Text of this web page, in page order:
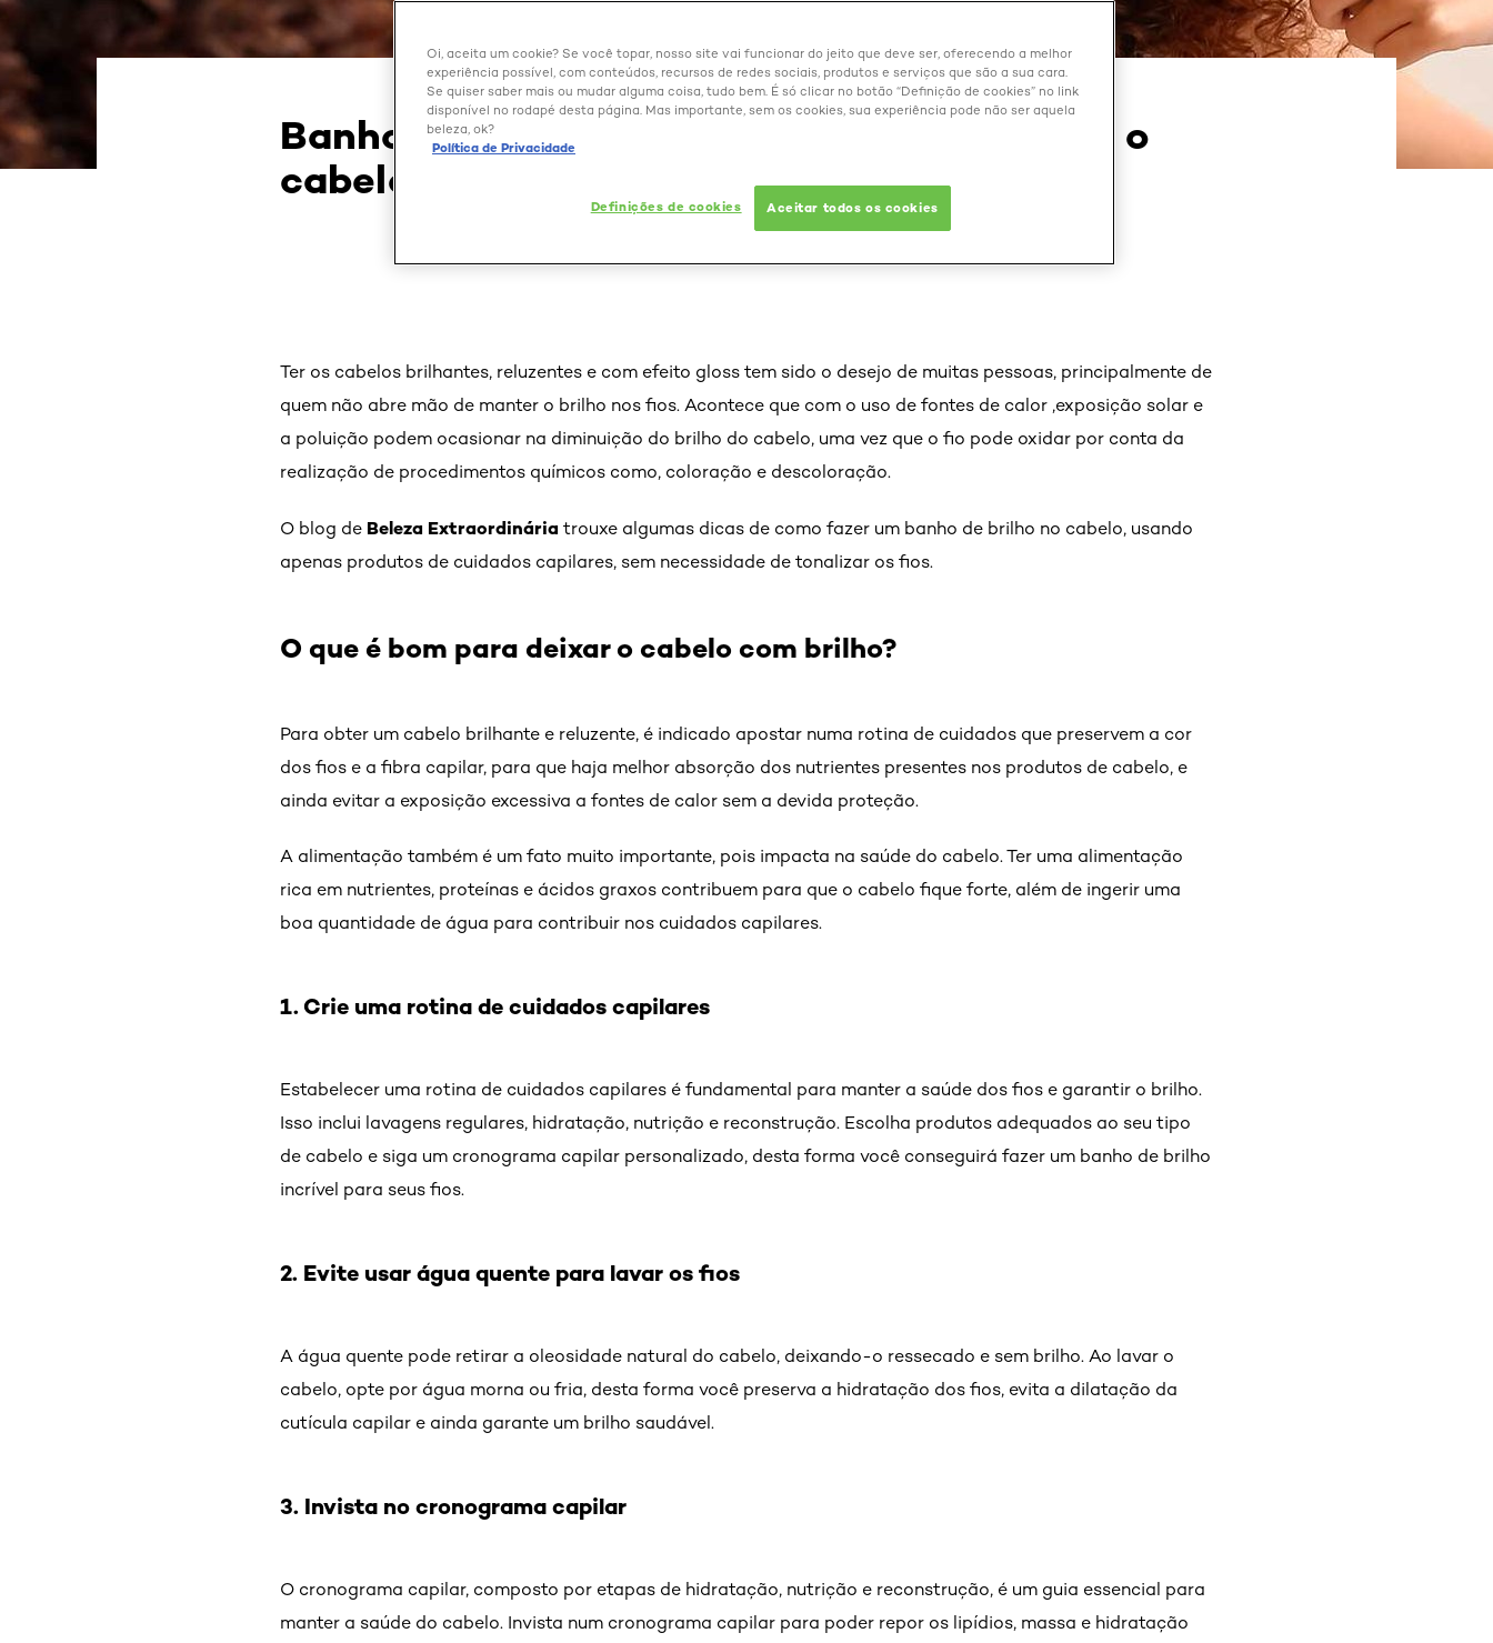
Banho de brilho no cabelo: 6 dicas para ter o
cabelo brilhoso
Ter os cabelos brilhantes, reluzentes e com efeito gloss tem sido o desejo de muitas pessoas, principalmente de
quem não abre mão de manter o brilho nos fios. Acontece que com o uso de fontes de calor ,exposição solar e
a poluição podem ocasionar na diminuição do brilho do cabelo, uma vez que o fio pode oxidar por conta da
realização de procedimentos químicos como, coloração e descoloração.
O blog de Beleza Extraordinária trouxe algumas dicas de como fazer um banho de brilho no cabelo, usando
apenas produtos de cuidados capilares, sem necessidade de tonalizar os fios.
O que é bom para deixar o cabelo com brilho?
Para obter um cabelo brilhante e reluzente, é indicado apostar numa rotina de cuidados que preservem a cor
dos fios e a fibra capilar, para que haja melhor absorção dos nutrientes presentes nos produtos de cabelo, e
ainda evitar a exposição excessiva a fontes de calor sem a devida proteção.
A alimentação também é um fato muito importante, pois impacta na saúde do cabelo. Ter uma alimentação
rica em nutrientes, proteínas e ácidos graxos contribuem para que o cabelo fique forte, além de ingerir uma
boa quantidade de água para contribuir nos cuidados capilares.
1. Crie uma rotina de cuidados capilares
Estabelecer uma rotina de cuidados capilares é fundamental para manter a saúde dos fios e garantir o brilho.
Isso inclui lavagens regulares, hidratação, nutrição e reconstrução. Escolha produtos adequados ao seu tipo
de cabelo e siga um cronograma capilar personalizado, desta forma você conseguirá fazer um banho de brilho
incrível para seus fios.
2. Evite usar água quente para lavar os fios
A água quente pode retirar a oleosidade natural do cabelo, deixando-o ressecado e sem brilho. Ao lavar o
cabelo, opte por água morna ou fria, desta forma você preserva a hidratação dos fios, evita a dilatação da
cutícula capilar e ainda garante um brilho saudável.
3. Invista no cronograma capilar
O cronograma capilar, composto por etapas de hidratação, nutrição e reconstrução, é um guia essencial para
manter a saúde do cabelo. Invista num cronograma capilar para poder repor os lipídios, massa e hidratação
Oi, aceita um cookie? Se você topar, nosso site vai funcionar do jeito que deve ser, oferecendo a melhor
experiência possível, com conteúdos, recursos de redes sociais, produtos e serviços que são a sua cara.
Se quiser saber mais ou mudar alguma coisa, tudo bem. É só clicar no botão “Definição de cookies” no link
disponível no rodapé desta página. Mas importante, sem os cookies, sua experiência pode não ser aquela
beleza, ok?
Política de Privacidade
Definições de cookies Aceitar todos os cookies